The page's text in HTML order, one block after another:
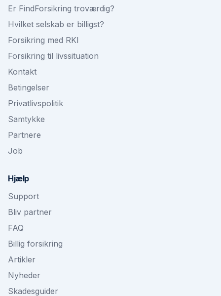
Er FindForsikring troværdig?
Hvilket selskab er billigst?
Forsikring med RKI
Forsikring til livssituation
Kontakt
Betingelser
Privatlivspolitik
Samtykke
Partnere
Job
Hjælp
Support
Bliv partner
FAQ
Billig forsikring
Artikler
Nyheder
Skadesguider